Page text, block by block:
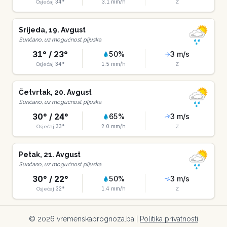
Osjećaj 34° 3.1 mm/h Z
Srijeda, 19. Avgust
Sunčano, uz mogućnost pljuska
31° / 23°
Osjećaj 34°
50%
1.5 mm/h
3 m/s
Z
Četvrtak, 20. Avgust
Sunčano, uz mogućnost pljuska
30° / 24°
Osjećaj 33°
65%
2.0 mm/h
3 m/s
Z
Petak, 21. Avgust
Sunčano, uz mogućnost pljuska
30° / 22°
Osjećaj 32°
50%
1.4 mm/h
3 m/s
Z
© 2026 vremenskaprognoza.ba | Politika privatnosti